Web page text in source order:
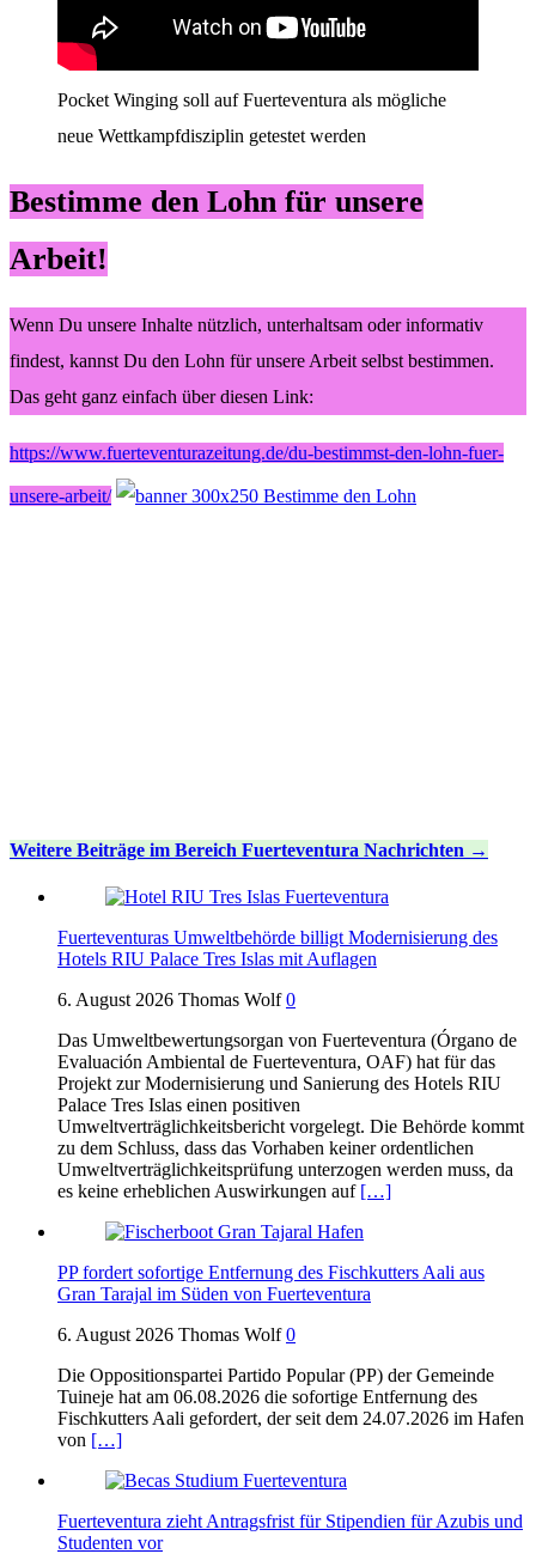
Pocket Winging soll auf Fuerteventura als mögliche
neue Wettkampfdisziplin getestet werden
Bestimme den Lohn für unsere
Arbeit!
Wenn Du unsere Inhalte nützlich, unterhaltsam oder informativ
findest, kannst Du den Lohn für unsere Arbeit selbst bestimmen.
Das geht ganz einfach über diesen Link:
https://www.fuerteventurazeitung.de/du-bestimmst-den-lohn-fuer-
unsere-arbeit/
Weitere Beiträge im Bereich Fuerteventura Nachrichten
Fuerteventuras Umweltbehörde billigt Modernisierung des
Hotels RIU Palace Tres Islas mit Auflagen
6. August 2026 Thomas Wolf 0
Das Umweltbewertungsorgan von Fuerteventura (Órgano de
Evaluación Ambiental de Fuerteventura, OAF) hat für das
Projekt zur Modernisierung und Sanierung des Hotels RIU
Palace Tres Islas einen positiven
Umweltverträglichkeitsbericht vorgelegt. Die Behörde kommt
zu dem Schluss, dass das Vorhaben keiner ordentlichen
Umweltverträglichkeitsprüfung unterzogen werden muss, da
es keine erheblichen Auswirkungen auf […]
PP fordert sofortige Entfernung des Fischkutters Aali aus
Gran Tarajal im Süden von Fuerteventura
6. August 2026 Thomas Wolf 0
Die Oppositionspartei Partido Popular (PP) der Gemeinde
Tuineje hat am 06.08.2026 die sofortige Entfernung des
Fischkutters Aali gefordert, der seit dem 24.07.2026 im Hafen
von […]
Fuerteventura zieht Antragsfrist für Stipendien für Azubis und
Studenten vor